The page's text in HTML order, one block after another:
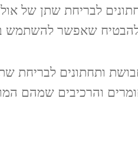
לבריחת שתן של
ותחתונים לבריחת